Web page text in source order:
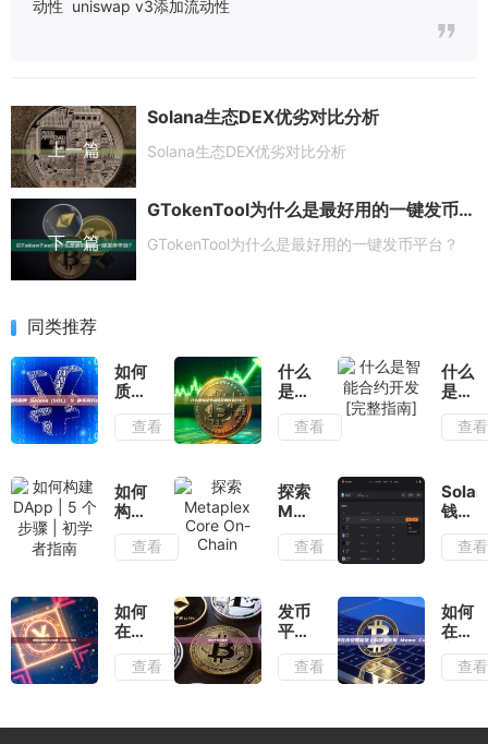
动性 uniswap v3添加流动性
上一篇
Solana生态DEX优劣对比分析
Solana生态DEX优劣对比分析
下一篇
GTokenTool为什么是最好用的一键发币平台？
GTokenTool为什么是最好用的一键发币平台？
同类推荐
如何
质押
Solana
(SOL)：
方式
查看
什么
是验
证节
点以
行
它？
查看
什么
是智
能合
约开
整指
南]
查看
如何
构建
DApp
| 5
初学
者指
南
查看
探索
Metaplex
Core
On-
查看
钱包
入
门：
的
钱包
查看
如何
在以
太坊
上创
代币
查看
发币
平台
有哪
查看
如何
在币
安智
能链
发布
查看